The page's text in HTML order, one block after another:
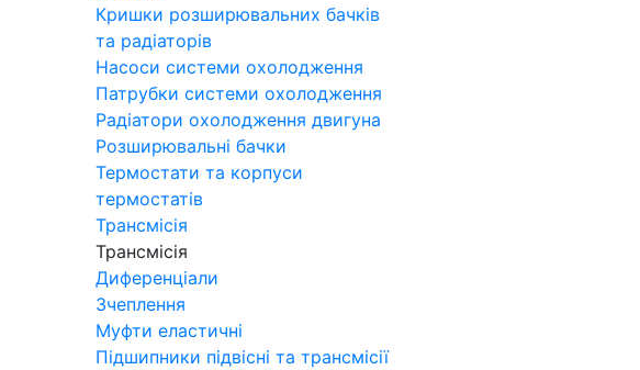
Кришки розширювальних бачків
та радіаторів
Насоси системи охолодження
Патрубки системи охолодження
Радіатори охолодження двигуна
Розширювальні бачки
Термостати та корпуси
термостатів
Трансмісія
Трансмісія
Диференціали
Зчеплення
Муфти еластичні
Підшипники підвісні та трансмісії